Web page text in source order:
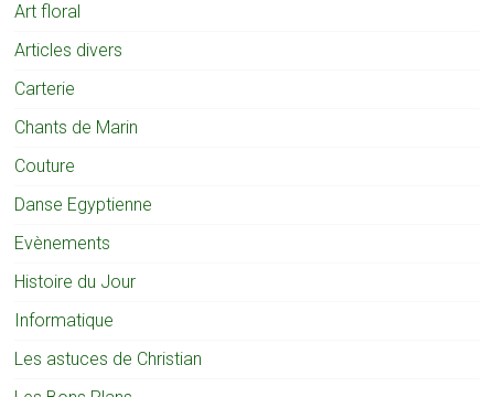
Art floral
Articles divers
Carterie
Chants de Marin
Couture
Danse Egyptienne
Evènements
Histoire du Jour
Informatique
Les astuces de Christian